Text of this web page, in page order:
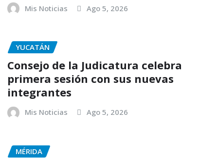
Mis Noticias Ago 5, 2026
YUCATÁN
Consejo de la Judicatura celebra
primera sesión con sus nuevas
integrantes
Mis Noticias Ago 5, 2026
MÉRIDA